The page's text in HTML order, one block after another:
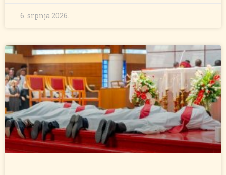
6. srpnja 2026.